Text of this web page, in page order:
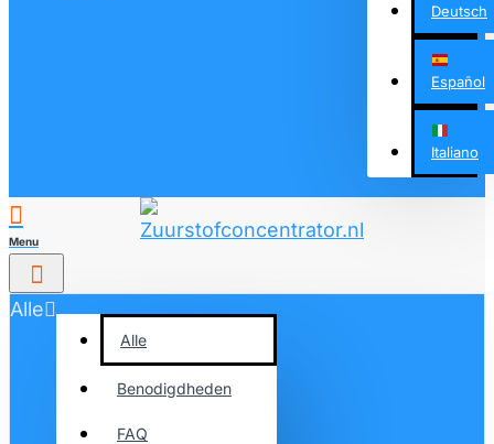
Deutsch
Español
Italiano
Alle
Alle
Benodigdheden
FAQ